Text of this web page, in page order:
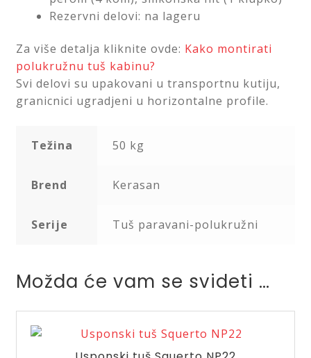
Rezervni delovi: na lageru
Za više detalja kliknite ovde: Kako montirati
polukružnu tuš kabinu?
Svi delovi su upakovani u transportnu kutiju,
granicnici ugradjeni u horizontalne profile.
Težina 50 kg
Brend Kerasan
Serije Tuš paravani-polukružni
Možda će vam se svideti …